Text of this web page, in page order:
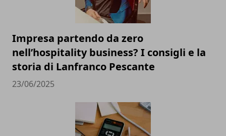
Impresa partendo da zero
nell’hospitality business? I consigli e la
storia di Lanfranco Pescante
23/06/2025